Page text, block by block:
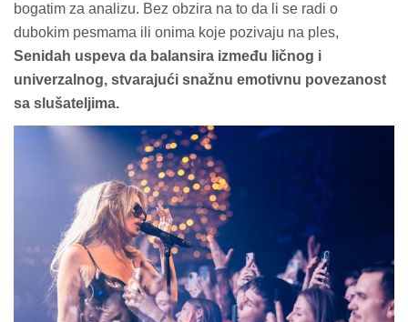
bogatim za analizu. Bez obzira na to da li se radi o
dubokim pesmama ili onima koje pozivaju na ples,
Senidah uspeva da balansira između ličnog i
univerzalnog, stvarajući snažnu emotivnu povezanost
sa slušateljima.